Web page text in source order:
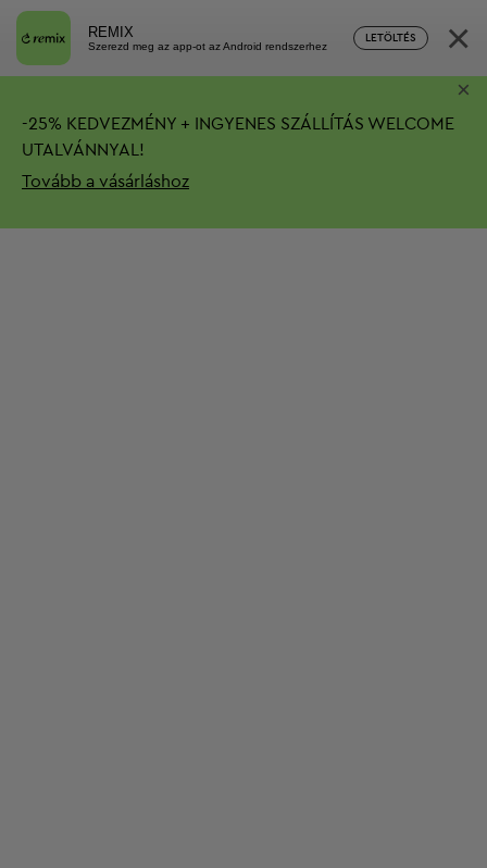
REMIX
Szerezd meg az app-ot az Android rendszerhez
LETÖLTÉS ×
-25% KEDVEZMÉNY + INGYENES SZÁLLÍTÁS WELCOME
UTALVÁNNYAL!
Tovább a vásárláshoz
×